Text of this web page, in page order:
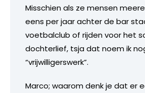
Misschien als ze mensen
eens per jaar achter de bar
voetbalclub of rijden voor het
dochterlief, tsja dat noem ik
“vrijwilligerswerk”.
Marco; waarom denk je dat er